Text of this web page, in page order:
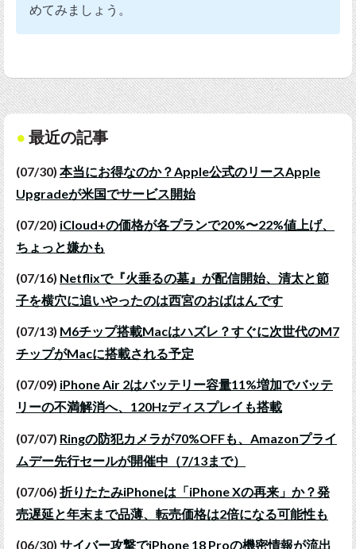
めてみましょう。
最近の記事
(07/30) 本当にお得なのか？Apple公式のリースApple
Upgradeが米国でサービス開始
(07/20) iCloud+の価格が各プランで20%〜22%値上げ、
ちょっと嫌かも
(07/16) Netflixで『火垂るの墓』が配信開始、清太と節
子を横穴に追いやったのは西宮のおばはんです
(07/13) M6チップ搭載Macはハズレ？すぐに次世代のM7
チップがMacに搭載される予定
(07/09) iPhone Air 2はバッテリー容量11%増加でバッテ
リーの不満解消へ、120Hzディスプレイも搭載
(07/07) Ringの防犯カメラが70%OFFも、Amazonプライ
ムデー先行セールが開催中（7/13まで）
(07/06) 折りたたみiPhoneは「iPhone Xの再来」か？発
売遅延と年末まで品薄、転売価格は2倍になる可能性も
(06/30) サイバー攻撃でiPhone 18 Proの機密情報が流出